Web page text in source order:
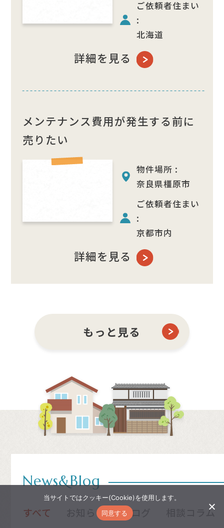
ご依頼者住まい
:
北海道
詳細を見る
メンテナンス費用が発生する前に
売りたい
物件場所 :
奈良県橿原市
ご依頼者住まい
:
京都市内
詳細を見る
もっと見る
News&Blog
すべて お知らせ ブログ 相談コラム
当サイトではクッキー(Cookie)を使用します。
同意する